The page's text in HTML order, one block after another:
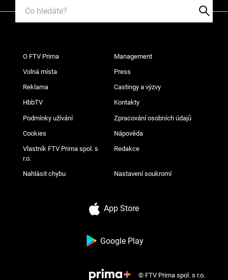
O FTV Prima Management
Volná místa Press
Reklama Castingy a výzvy
HbbTV Kontakty
Podmínky užívání Zpracování osobních údajů
Cookies Nápověda
Vlastník FTV Prima spol. s
r.o.
Redakce
Nahlásit chybu Nastavení soukromí
App Store
Google Play
© FTV Prima spol. s r.o.